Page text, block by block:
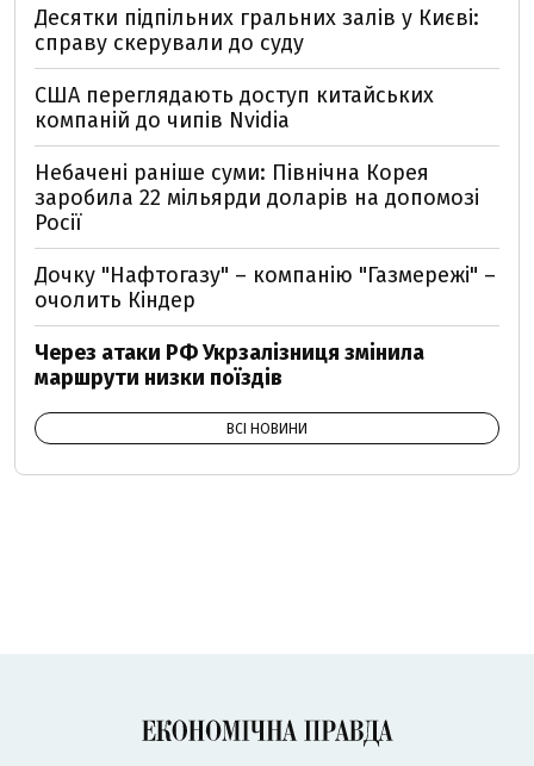
Десятки підпільних гральних залів у Києві:
справу скерували до суду
США переглядають доступ китайських
компаній до чипів Nvidia
Небачені раніше суми: Північна Корея
заробила 22 мільярди доларів на допомозі
Росії
Дочку "Нафтогазу" – компанію "Газмережі" –
очолить Кіндер
Через атаки РФ Укрзалізниця змінила
маршрути низки поїздів
ВСІ НОВИНИ